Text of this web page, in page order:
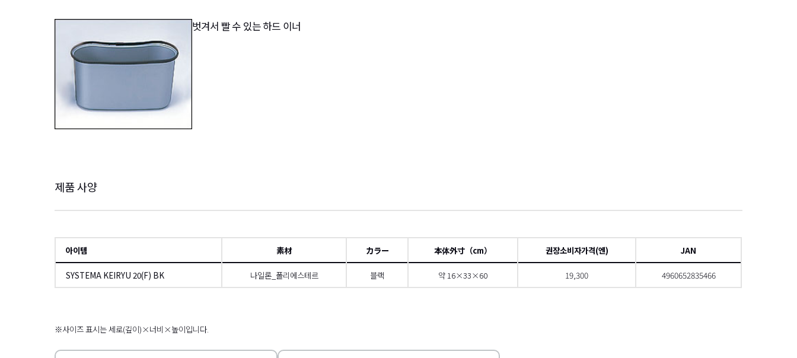
벗겨서 빨 수 있는 하드 이너
제품 사양
아이템 素材 カラー 本体外寸（cm） 권장소비자가격(엔) JAN
SYSTEMA KEIRYU 20(F) BK 나일론_폴리에스테르 블랙 약 16×33×60 19,300
4960652835466
※사이즈 표시는 세로(깊이)×너비×높이입니다.